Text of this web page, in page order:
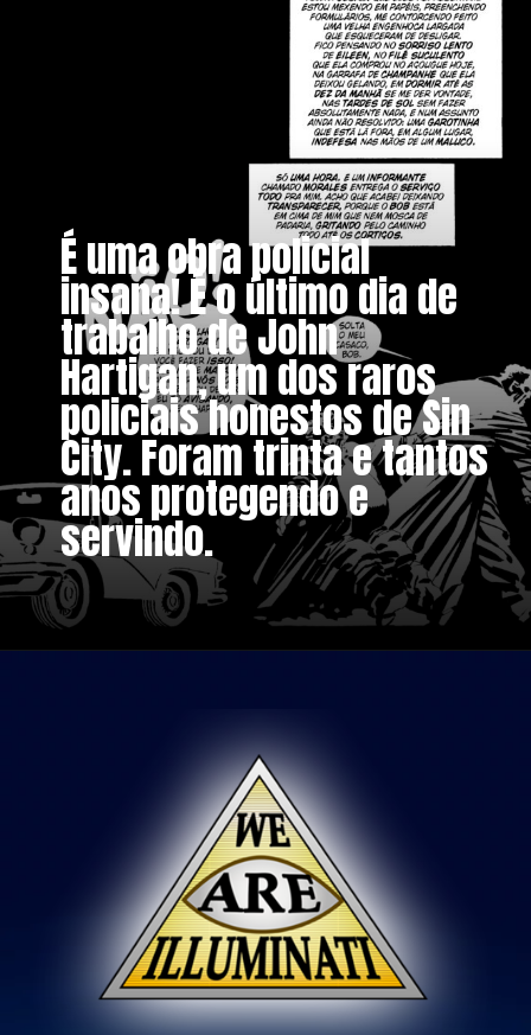
É uma obra policial
insana! É o último dia de
trabalho de John
Hartigan, um dos raros
policiais honestos de Sin
City. Foram trinta e tantos
anos protegendo e
servindo.